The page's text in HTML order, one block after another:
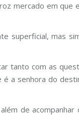
mercado em que
superficial, mas
tanto com as
a senhora do
de acompanhar